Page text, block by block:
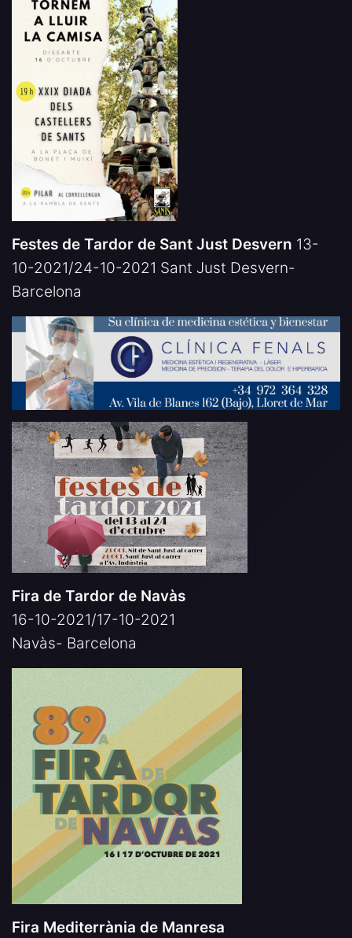
Festes de Tardor de Sant Just Desvern 13-
10-2021/24-10-2021 Sant Just Desvern-
Barcelona
Fira de Tardor de Navàs
16-10-2021/17-10-2021
Navàs- Barcelona
Fira Mediterrània de Manresa